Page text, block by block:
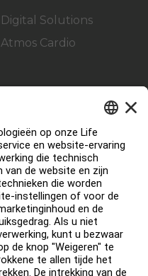
Digital Solutions
Atmos Cardio